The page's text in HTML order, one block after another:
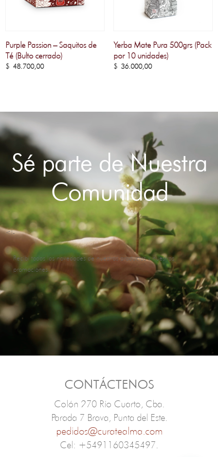
Purple Passion – Saquitos de
Té (Bulto cerrado)
$ 48.700,00
Yerba Mate Pura 500grs (Pack
por 10 unidades)
$36.000,00
Sé parte de Nuestra
Comunidad
<!-
Recibí todas las novedades de nuestros productos y nuestras
promociones.
CONTÁCTENOS
Colón 270 Río Cuarto, Cba.
Parada 7 Brava, Punta del Este.
pedidos@curatealma.com
Cel: +5491160345497.